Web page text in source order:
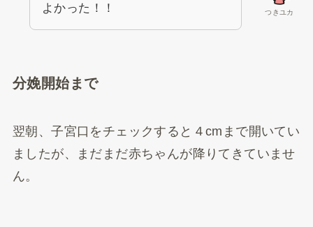
つきユカ
よかった！！
分娩開始まで
翌朝、子宮口をチェックすると４cmまで開いてい
ましたが、まだまだ赤ちゃんが降りてきていませ
ん。